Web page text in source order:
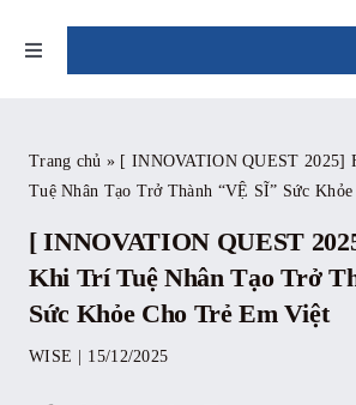
Toggle
Navigation
Giới thiệu
Tin tức
Sự kiện
Trang chủ » [ INNOVATION QUEST 2025]
Tuệ Nhân Tạo Trở Thành “VỆ SĨ” Sức
[ INNOVATION QUEST
Khi Trí Tuệ Nhân Tạo Trở
Sức Khỏe Cho Trẻ Em Việt
WISE 15/12/2025